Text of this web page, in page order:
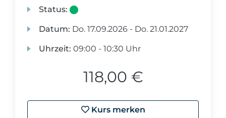
Status:
Datum: Do. 17.09.2026 - Do. 21.01.2027
Uhrzeit: 09:00 - 10:30 Uhr
118,00 €
Kurs merken